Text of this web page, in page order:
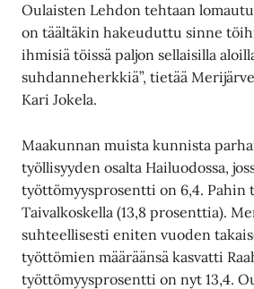
Oulaisten Lehdon tehtaan
on täältäkin hakeuduttu sinne
ihmisiä töissä paljon sellaisilla
suhdanneherkkiä”, tietää
Kari Jokela.
Maakunnan muista kunnista
työllisyyden osalta Hailuodossa,
työttömyysprosentti on 6,4. Pahin
Taivalkoskella (13,8 prosenttia).
suhteellisesti eniten vuoden
työttömien määräänsä kasvatti
työttömyysprosentti on nyt 13,4.